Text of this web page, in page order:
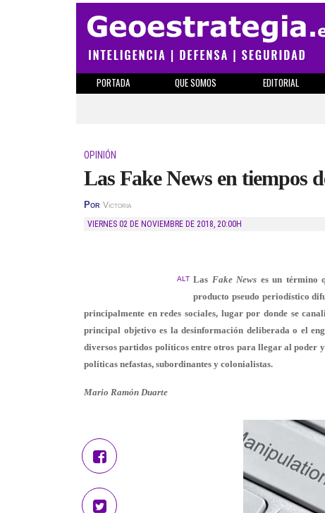
PORTADA QUE SOMOS EDITORIAL
OPINIÓN
Las Fake News en tiempos
Por Victoria
VIERNES 02 DE NOVIEMBRE DE 2018, 20:00H
ALT Las Fake News es un término
producto pseudo periodístico
principalmente en redes sociales, lugar por donde se
principal objetivo es la desinformación deliberada o el
diversos partidos políticos entre otros para llegar al poder y
políticas nefastas, subordinantes y colonialistas.
Mario Ramón Duarte